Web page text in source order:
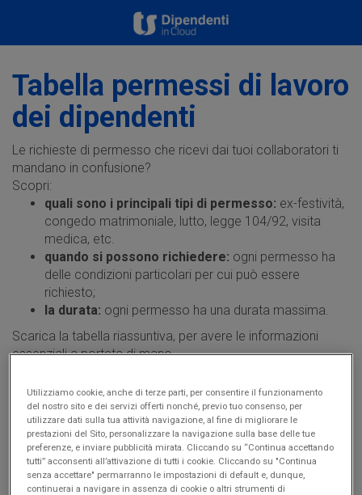
Tabella permessi di lavoro
dei dipendenti
Le richieste di permesso che ricevi dai tuoi collaboratori ti
mandano in confusione?
Scopri:
quali sono i principali tipi di permesso: ex-festività,
congedo matrimoniale, lutto, legge 104/92, visita
medica, etc.
quando si possono richiedere: ogni permesso ha
delle condizioni particolari per cui può essere
richiesto;
la durata: ogni permesso ha una durata massima.
Scarica la tabella riassuntiva, per avere le informazioni
essenziali a portata di mano.
SCARICA ORA IL CHECKLIST
Utilizziamo cookie, anche di terze parti, per consentire il funzionamento
del nostro sito e dei servizi offerti nonché, previo tuo consenso, per
utilizzare dati sulla tua attività navigazione, al fine di migliorare le
prestazioni del Sito, personalizzare la navigazione sulla base delle tue
preferenze, e inviare pubblicità mirata. Cliccando su “Continua accettando
tutti” acconsenti all’attivazione di tutti i cookie. Cliccando su "Continua
senza accettare" permarranno le impostazioni di default e, dunque,
continuerai a navigare in assenza di cookie o altri strumenti di